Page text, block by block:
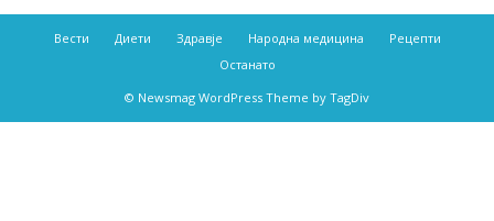
Вести Диети Здравје Народна медицина
Рецепти
Останато
© Newsmag WordPress Theme by TagDiv